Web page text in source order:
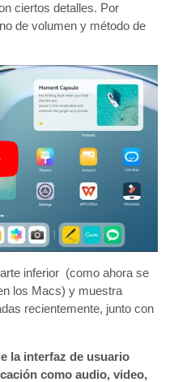
ciertos detalles. Por
de volumen y método de
inferior (como ahora se
los Macs) y muestra
recientemente, junto con
la interfaz de usuario
como audio, video,